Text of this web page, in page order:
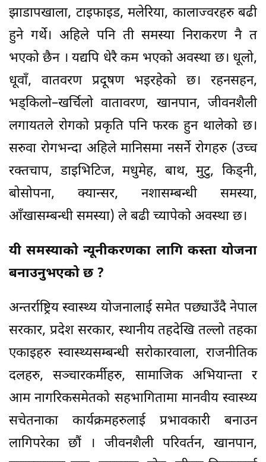
झाडापखाला, टाइफाइड, मलेरिया, कालाज्वरहरु बढी
हुने गर्थे। अहिले पनि ती समस्या निराकरण नै त
भएको छैन । यद्यपि धेरै कम भएको अवस्था छ। धूलो,
धूवाँ, वातवरण प्रदूषण भइरहेको छ। रहनसहन,
भड्किलो–खर्चिलो वातावरण, खानपान, जीवनशैली
लगायतले रोगको प्रकृति पनि फरक हुन थालेको छ।
सरुवा रोगभन्दा अहिले मानिसमा नसर्ने रोगहरु (उच्च
रक्तचाप, डाइभिटिज, मधुमेह, बाथ, मुटु, किड्नी,
बोसोपना, क्यान्सर, नशासम्बन्धी समस्या,
आँखासम्बन्धी समस्या) ले बढी च्यापेको अवस्था छ।
यी समस्याको न्यूनीकरणका लागि कस्ता योजना
बनाउनुभएको छ ?
अन्तर्राष्ट्रिय स्वास्थ्य योजनालाई समेत पछ्याउँदै नेपाल
सरकार, प्रदेश सरकार, स्थानीय तहदेखि तल्लो तहका
एकाइहरु स्वास्थ्यसम्बन्धी सरोकारवाला, राजनीतिक
दलहरु, सञ्चारकर्मीहरु, सामाजिक अभियान्ता र
आम नागरिकसमेतको सहभागितामा मानवीय स्वास्थ्य
सचेतनाका कार्यक्रमहरुलाई प्रभावकारी बनाउन
लागिपरेका छौं । जीवनशैली परिवर्तन, खानपान,